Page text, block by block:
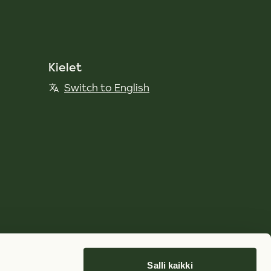
Salli kaikki
Kielet
Switch to English